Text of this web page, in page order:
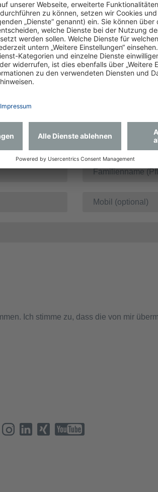
Ich stimme zu, dass die von mir